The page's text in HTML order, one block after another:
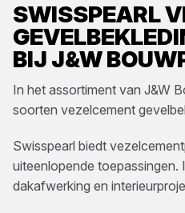
SWISSPEARL
BIJ J&W
In het assortiment van J&W
soorten vezelcement
Swisspearl biedt
uiteenlopende toepassingen.
dakafwerking en